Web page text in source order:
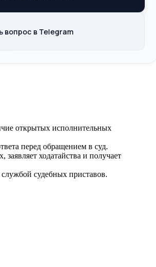
вопрос в Telegram
открытых исполнительных
перед обращением в суд.
ходатайства и получает
судебных приставов.